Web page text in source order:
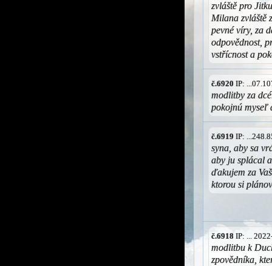
zvláště pro
Milana zvláště
pevné víry, za
odpovědnost,
vstřícnost a
č.6920 IP:
modlitby za
pokojnú myseľ
č.6919 IP:
syna, aby sa
aby ju splácal
ďakujem za
ktorou si
č.6918 IP: ...
modlitbu k
zpovědníka,